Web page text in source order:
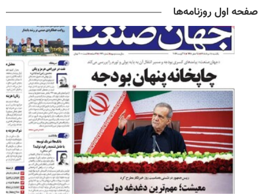
صفحه اول روزنامه‌ها